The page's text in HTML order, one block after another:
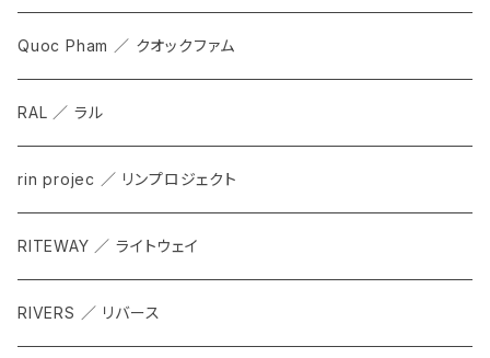
Quoc Pham ／ クオックファム
RAL ／ ラル
rin projec ／ リンプロジェクト
RITEWAY ／ ライトウェイ
RIVERS ／ リバース